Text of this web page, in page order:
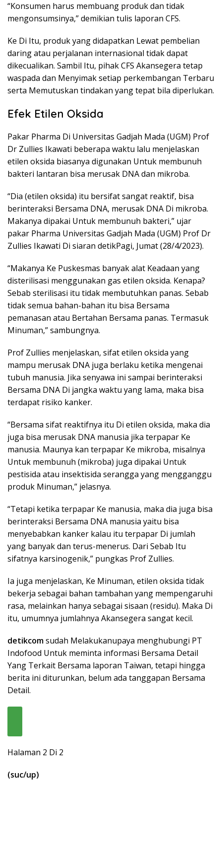
“Konsumen harus membuang produk dan tidak
mengonsumsinya,” demikian tulis laporan CFS.
Ke Di Itu, produk yang didapatkan Lewat pembelian
daring atau perjalanan internasional tidak dapat
dikecualikan. Sambil Itu, pihak CFS Akansegera tetap
waspada dan Menyimak setiap perkembangan Terbaru
serta Memutuskan tindakan yang tepat bila diperlukan.
Efek Etilen Oksida
Pakar Pharma Di Universitas Gadjah Mada (UGM) Prof
Dr Zullies Ikawati beberapa waktu lalu menjelaskan
etilen oksida biasanya digunakan Untuk membunuh
bakteri lantaran bisa merusak DNA dan mikroba.
“Dia (etilen oksida) itu bersifat sangat reaktif, bisa
berinteraksi Bersama DNA, merusak DNA Di mikroba.
Makanya dipakai Untuk membunuh bakteri,” ujar
pakar Pharma Universitas Gadjah Mada (UGM) Prof Dr
Zullies Ikawati Di siaran detikPagi, Jumat (28/4/2023).
“Makanya Ke Puskesmas banyak alat Keadaan yang
disterilisasi menggunakan gas etilen oksida. Kenapa?
Sebab sterilisasi itu tidak membutuhkan panas. Sebab
tidak semua bahan-bahan itu bisa Bersama
pemanasan atau Bertahan Bersama panas. Termasuk
Minuman,” sambungnya.
Prof Zullies menjelaskan, sifat etilen oksida yang
mampu merusak DNA juga berlaku ketika mengenai
tubuh manusia. Jika senyawa ini sampai berinteraksi
Bersama DNA Di jangka waktu yang lama, maka bisa
terdapat risiko kanker.
“Bersama sifat reaktifnya itu Di etilen oksida, maka dia
juga bisa merusak DNA manusia jika terpapar Ke
manusia. Maunya kan terpapar Ke mikroba, misalnya
Untuk membunuh (mikroba) juga dipakai Untuk
pestisida atau insektisida serangga yang mengganggu
produk Minuman,” jelasnya.
“Tetapi ketika terpapar Ke manusia, maka dia juga bisa
berinteraksi Bersama DNA manusia yaitu bisa
menyebabkan kanker kalau itu terpapar Di jumlah
yang banyak dan terus-menerus. Dari Sebab Itu
sifatnya karsinogenik,” pungkas Prof Zullies.
Ia juga menjelaskan, Ke Minuman, etilen oksida tidak
bekerja sebagai bahan tambahan yang mempengaruhi
rasa, melainkan hanya sebagai sisaan (residu). Maka Di
itu, umumnya jumlahnya Akansegera sangat kecil.
detikcomsudah Melakukanupaya menghubungi PT
Indofood Untuk meminta informasi Bersama Detail
Yang Terkait Bersama laporan Taiwan, tetapi hingga
berita ini diturunkan, belum ada tanggapan Bersama
Detail.
Halaman 2 Di 2
(suc/up)